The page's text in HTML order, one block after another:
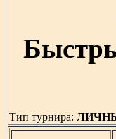
Тип турнира: